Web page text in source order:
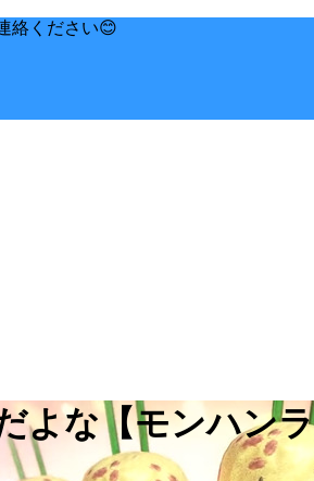
絡ください😊
よな【モンハン